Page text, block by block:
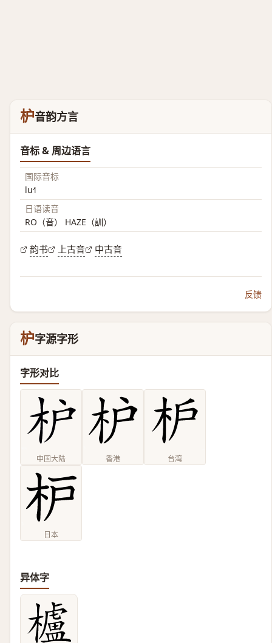
枦音韵方言
音标 & 周边语言
国际音标
lu˧˥
日语读音
RO（音） HAZE（訓）
韵书 上古音 中古音
反馈
枦字源字形
字形对比
中国大陆 香港 台湾
日本
异体字